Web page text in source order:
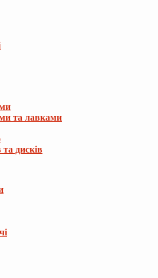
та лавками
дисків